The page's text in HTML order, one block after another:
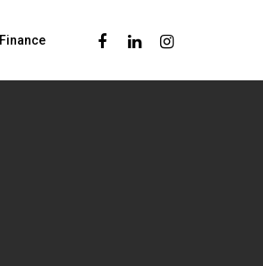
Finance FacebookLinkedinInstagram